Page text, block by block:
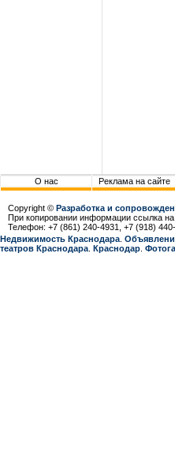
О нас Реклама на сайте
Copyright © Разработка и
При копировании информации ссылка на
Телефон: +7 (861) 240-4931, +7 (918)
Недвижимость Краснодара
театров Краснодара Краснодар